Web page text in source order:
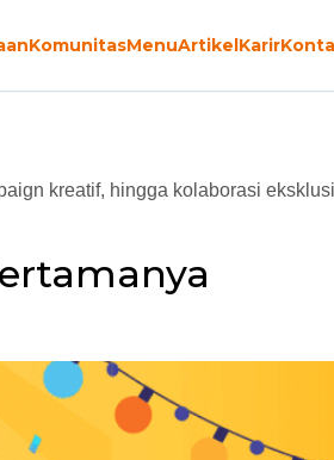
KomunitasMenuArtikelKarir
kreatif, hingga kolaborasi